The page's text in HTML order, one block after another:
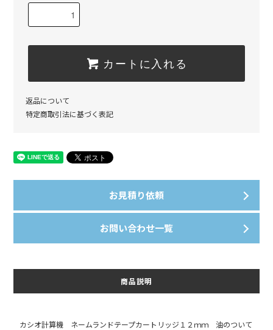
カートに入れる
返品について
特定商取引法に基づく表記
お見積り依頼
お問い合わせ一覧
商品説明
カシオ計算機 ネームランドテープカートリッジ１２ｍｍ 油のついて